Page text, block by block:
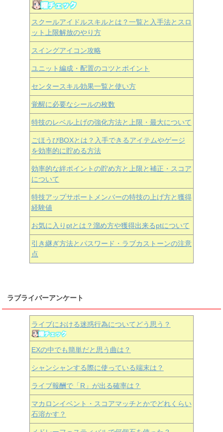
スクールアイドルスキルとは？一覧と入手法とスロ
ット上限解放のやり方
スイングアイコン攻略
ユニット編成・配置のコツとポイント
センタースキル効果一覧と使い方
覚醒に必要なシールの枚数
特技のレベル上げの強化方法と上限・最大について
ごほうびBOXとは？入手できるアイテムやゲージ
を効率的に貯める方法
効率的な絆ポイントの貯め方と上限と補正・スコア
について
特技アップサポートメンバーの特技の上げ方と獲得
経験値
お気に入りptとは？溜め方や獲得出来るptについて
引き継ぎ方法とパスワード・ラブカストーンの注意
点
ラブライバーアンケート
ライブにおける迷惑行為についてどう思う？
EXの中でも簡単だと思う曲は？
シャンシャンする際に使っている端末は？
ライブ報酬で「R」が出る確率は？
マカロンイベント・スコアマッチとかでどれくらい
石溶かす？